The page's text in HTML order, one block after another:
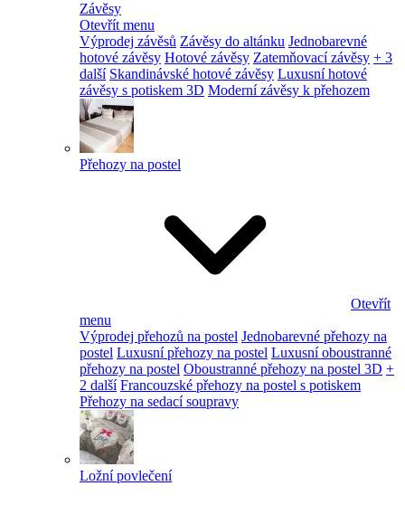
Závěsy
Otevřít menu
Výprodej závěsů Závěsy do altánku Jednobarevné
hotové závěsy Hotové závěsy Zatemňovací závěsy + 3
další Skandinávské hotové závěsy Luxusní hotové
závěsy s potiskem 3D Moderní závěsy k přehozem
Přehozy na postel
Otevřít
menu
Výprodej přehozů na postel Jednobarevné přehozy na
postel Luxusní přehozy na postel Luxusní oboustranné
přehozy na postel Oboustranné přehozy na postel 3D +
2 další Francouzské přehozy na postel s potiskem
Přehozy na sedací soupravy
Ložní povlečení